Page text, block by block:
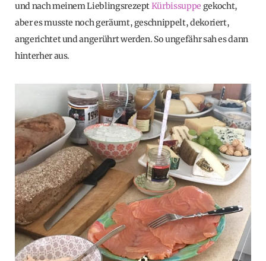
und nach meinem LieblingsrezeptKürbissuppe gekocht,
aber es musste noch geräumt, geschnippelt, dekoriert,
angerichtet und angerührt werden. So ungefähr sah es dann
hinterher aus.